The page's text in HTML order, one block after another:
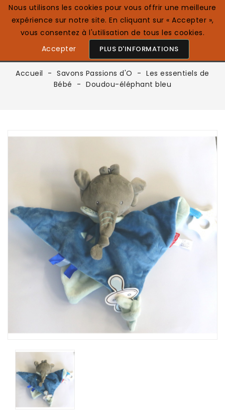
Nous utilisons les cookies pour vous offrir une meilleure
expérience sur notre site. En cliquant sur « Accepter »,
vous consentez à l'utilisation de tous les cookies.
Accepter
PLUS D'INFORMATIONS
Français  0
Accueil Savons Passions d'O
Les essentiels de
Bébé
Doudou-éléphant bleu